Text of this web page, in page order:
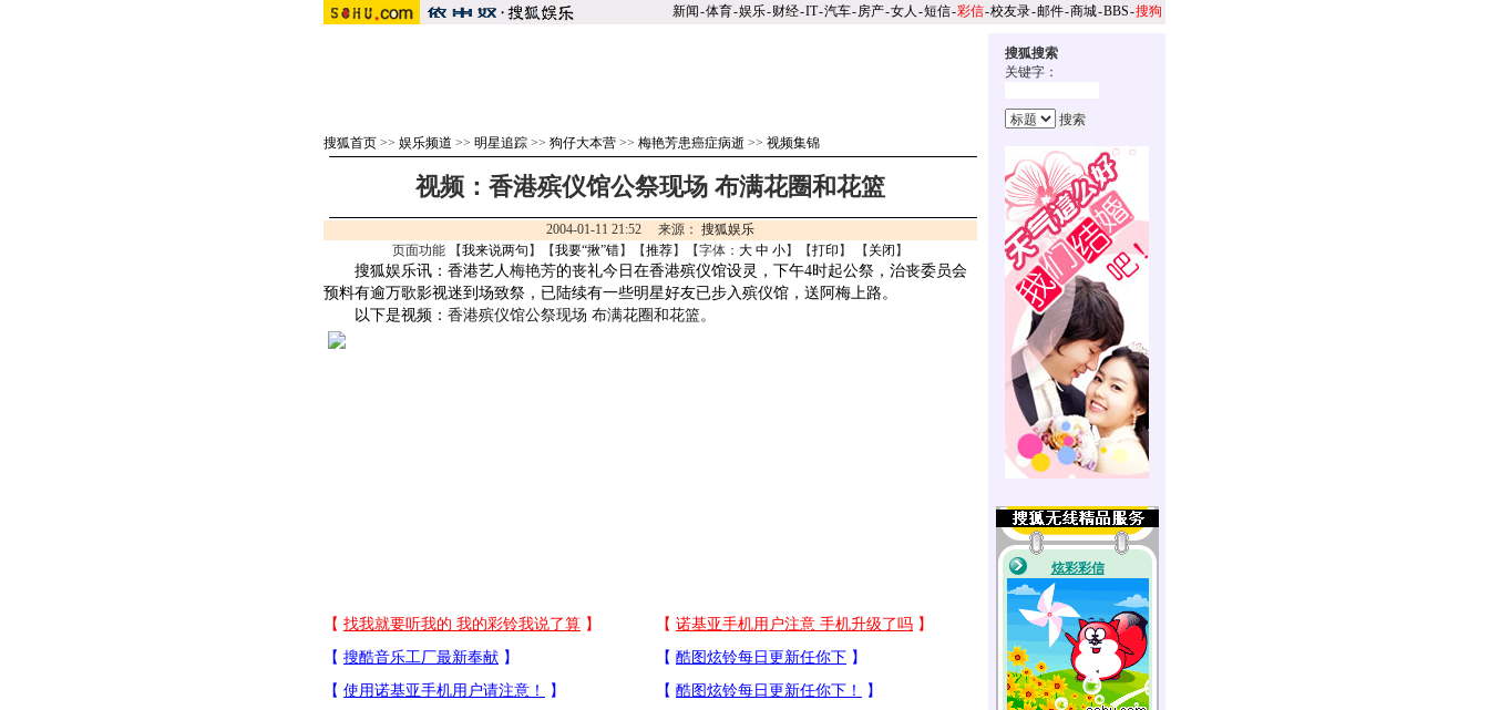
新闻-体育-娱乐-财经-IT-汽车-房产-女人 -短信-彩信-校友录-邮件-商城-BBS-搜狗
搜狐首页 >> 娱乐频道 >> 明星追踪 >> 狗仔大本营 >> 梅艳芳患癌症病逝 >> 视频集锦
视频：香港殡仪馆公祭现场 布满花圈和花篮
2004-01-11 21:52 来源： 搜狐娱乐
页面功能 【我来说两句 】【我要“揪”错】【推荐】【字体： 大 中 小】【打印 】 【 关闭 】
搜狐娱乐讯：香港艺人梅艳芳的丧礼今日在香港殡仪馆设灵，下午4时起公祭，治丧委员会
预料有逾万歌影视迷到场致祭，已陆续有一些明星好友已步入殡仪馆，送阿梅上路。
以下是视频： 香港殡仪馆公祭现场 布满花圈和花篮。
搜狐搜索
关键字：